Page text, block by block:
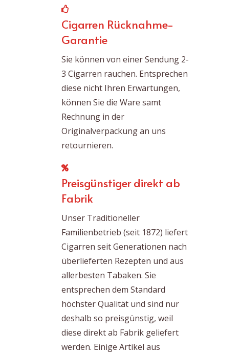
Cigarren Rücknahme-
Garantie
Sie können von einer Sendung 2-
3 Cigarren rauchen. Entsprechen
diese nicht Ihren Erwartungen,
können Sie die Ware samt
Rechnung in der
Originalverpackung an uns
retournieren.
Preisgünstiger direkt ab
Fabrik
Unser Traditioneller
Familienbetrieb (seit 1872) liefert
Cigarren seit Generationen nach
überlieferten Rezepten und aus
allerbesten Tabaken. Sie
entsprechen dem Standard
höchster Qualität und sind nur
deshalb so preisgünstig, weil
diese direkt ab Fabrik geliefert
werden. Einige Artikel aus